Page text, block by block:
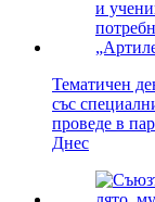
Тематичен
със
проведе в
Днес